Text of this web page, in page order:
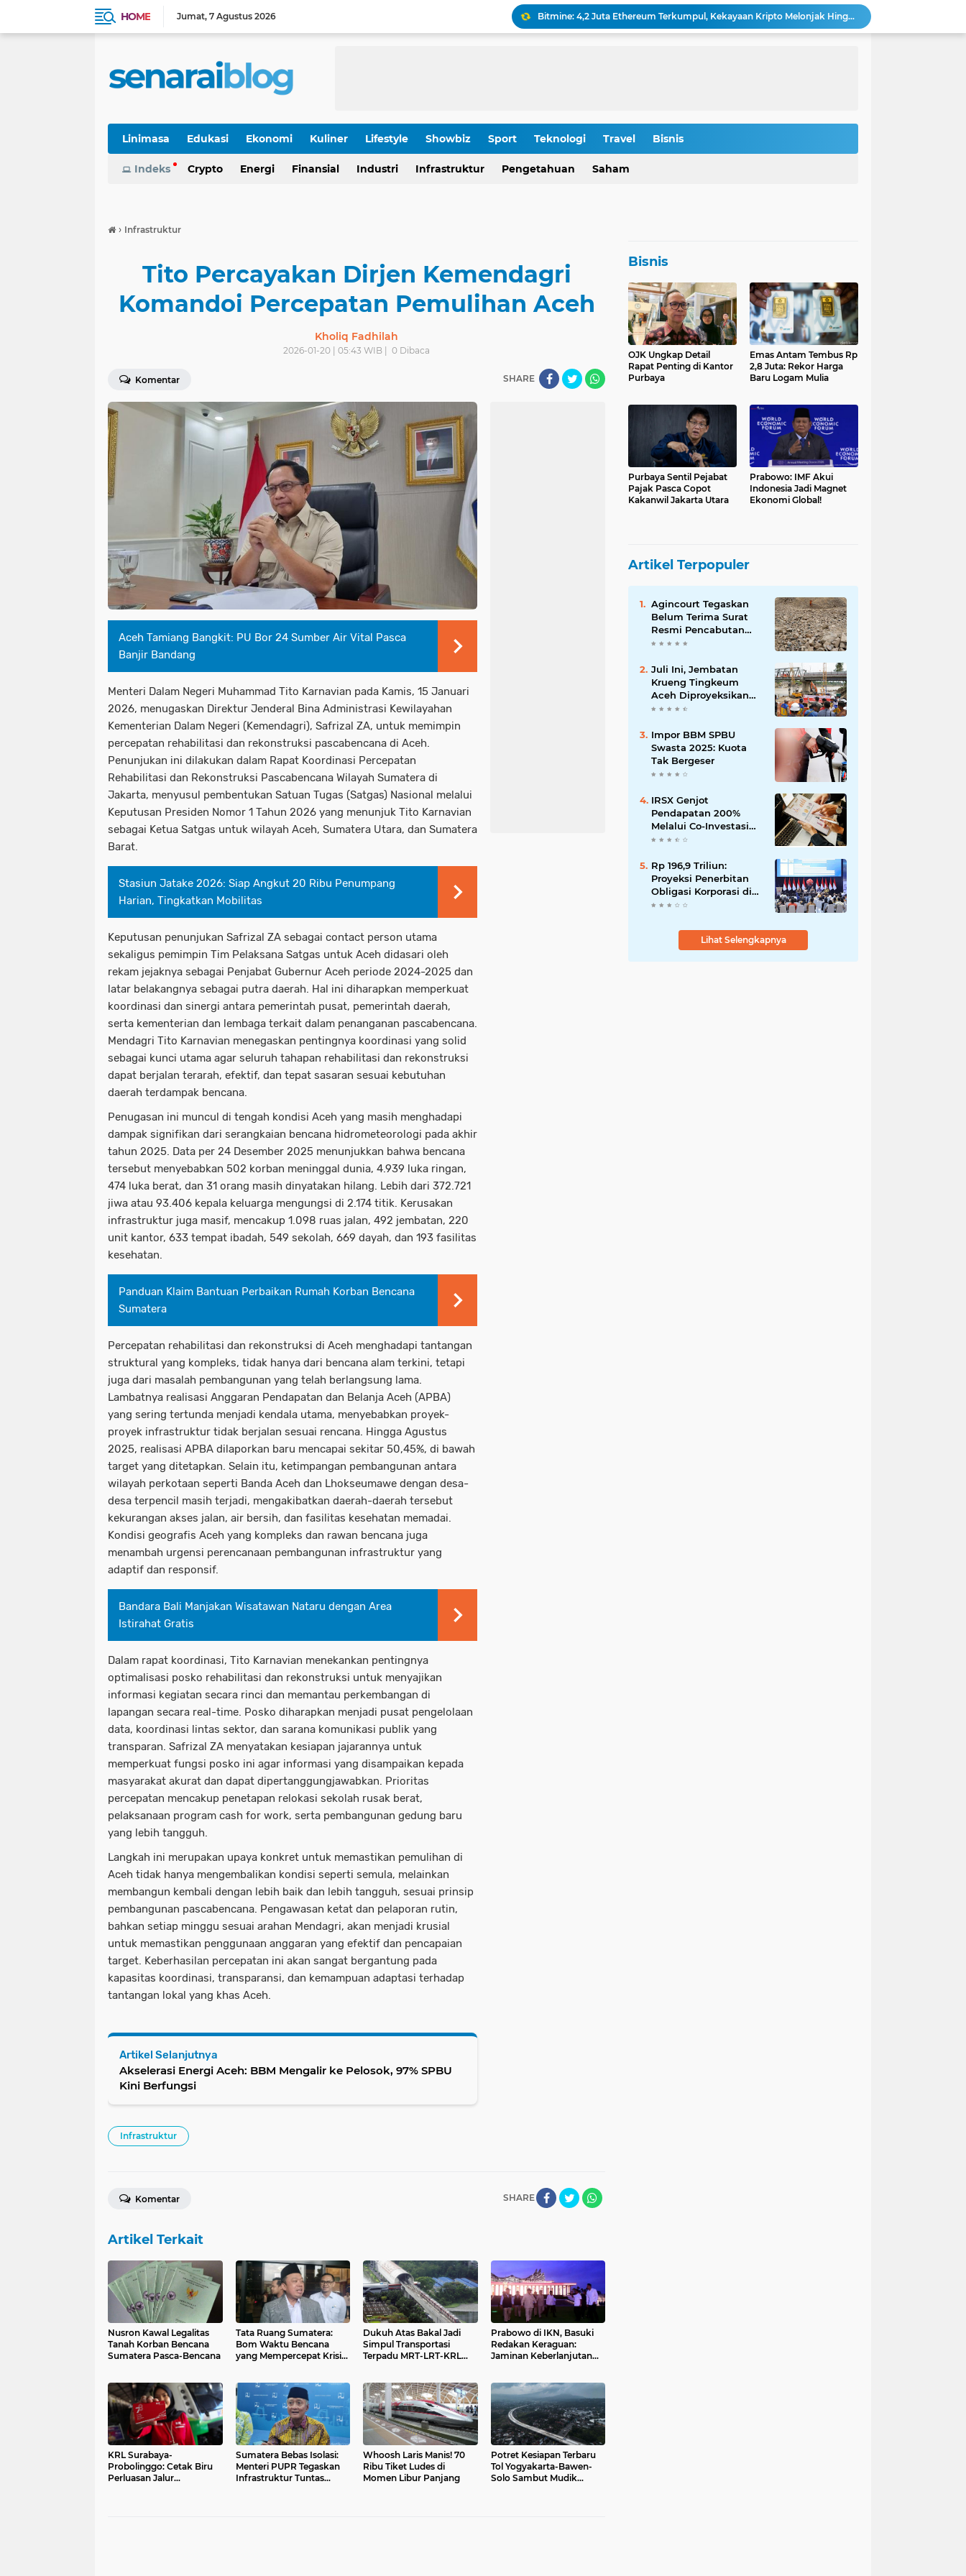
HOME Jumat 7 Agustus 2026
Bitmine: 4,2 Juta Ethereum Terkumpul, Kekayaan Kripto Melonjak Hingga $14,5 Miliar
Keamanan Produksi Blok Rokan Diperketat Pasca Insiden Pipa Gas
OJK Ungkap Detail Rapat Penting di Kantor Purbaya
Rp 196,9 Triliun: Proyeksi Penerbitan Obligasi Korporasi di Tahun 2026
Linimasa Edukasi Ekonomi Kuliner Lifestyle Showbiz Sport Teknologi Travel Bisnis
Indeks Crypto Energi Finansial Industri Infrastruktur Pengetahuan Saham
› Infrastruktur
Tito Percayakan Dirjen Kemendagri
Komandoi Percepatan Pemulihan Aceh
Kholiq Fadhilah
2026-01-20 | 05:43 WIB | 0 Dibaca
Komentar SHARE
Aceh Tamiang Bangkit: PU Bor 24 Sumber Air Vital Pasca
Banjir Bandang
Menteri Dalam Negeri Muhammad Tito Karnavian pada Kamis, 15 Januari
2026, menugaskan Direktur Jenderal Bina Administrasi Kewilayahan
Kementerian Dalam Negeri (Kemendagri), Safrizal ZA, untuk memimpin
percepatan rehabilitasi dan rekonstruksi pascabencana di Aceh.
Penunjukan ini dilakukan dalam Rapat Koordinasi Percepatan
Rehabilitasi dan Rekonstruksi Pascabencana Wilayah Sumatera di
Jakarta, menyusul pembentukan Satuan Tugas (Satgas) Nasional melalui
Keputusan Presiden Nomor 1 Tahun 2026 yang menunjuk Tito Karnavian
sebagai Ketua Satgas untuk wilayah Aceh, Sumatera Utara, dan Sumatera
Barat.
Stasiun Jatake 2026: Siap Angkut 20 Ribu Penumpang
Harian, Tingkatkan Mobilitas
Keputusan penunjukan Safrizal ZA sebagai contact person utama
sekaligus pemimpin Tim Pelaksana Satgas untuk Aceh didasari oleh
rekam jejaknya sebagai Penjabat Gubernur Aceh periode 2024-2025 dan
latar belakangnya sebagai putra daerah. Hal ini diharapkan memperkuat
koordinasi dan sinergi antara pemerintah pusat, pemerintah daerah,
serta kementerian dan lembaga terkait dalam penanganan pascabencana.
Mendagri Tito Karnavian menegaskan pentingnya koordinasi yang solid
sebagai kunci utama agar seluruh tahapan rehabilitasi dan rekonstruksi
dapat berjalan terarah, efektif, dan tepat sasaran sesuai kebutuhan
daerah terdampak bencana.
Penugasan ini muncul di tengah kondisi Aceh yang masih menghadapi
dampak signifikan dari serangkaian bencana hidrometeorologi pada akhir
tahun 2025. Data per 24 Desember 2025 menunjukkan bahwa bencana
tersebut menyebabkan 502 korban meninggal dunia, 4.939 luka ringan,
474 luka berat, dan 31 orang masih dinyatakan hilang. Lebih dari 372.721
jiwa atau 93.406 kepala keluarga mengungsi di 2.174 titik. Kerusakan
infrastruktur juga masif, mencakup 1.098 ruas jalan, 492 jembatan, 220
unit kantor, 633 tempat ibadah, 549 sekolah, 669 dayah, dan 193 fasilitas
kesehatan.
Panduan Klaim Bantuan Perbaikan Rumah Korban Bencana
Sumatera
Percepatan rehabilitasi dan rekonstruksi di Aceh menghadapi tantangan
struktural yang kompleks, tidak hanya dari bencana alam terkini, tetapi
juga dari masalah pembangunan yang telah berlangsung lama.
Lambatnya realisasi Anggaran Pendapatan dan Belanja Aceh (APBA)
yang sering tertunda menjadi kendala utama, menyebabkan proyek-
proyek infrastruktur tidak berjalan sesuai rencana. Hingga Agustus
2025, realisasi APBA dilaporkan baru mencapai sekitar 50,45%, di bawah
target yang ditetapkan. Selain itu, ketimpangan pembangunan antara
wilayah perkotaan seperti Banda Aceh dan Lhokseumawe dengan desa-
desa terpencil masih terjadi, mengakibatkan daerah-daerah tersebut
kekurangan akses jalan, air bersih, dan fasilitas kesehatan memadai.
Kondisi geografis Aceh yang kompleks dan rawan bencana juga
menambah urgensi perencanaan pembangunan infrastruktur yang
adaptif dan responsif.
Bandara Bali Manjakan Wisatawan Nataru dengan Area
Istirahat Gratis
Dalam rapat koordinasi, Tito Karnavian menekankan pentingnya
optimalisasi posko rehabilitasi dan rekonstruksi untuk menyajikan
informasi kegiatan secara rinci dan memantau perkembangan di
lapangan secara real-time. Posko diharapkan menjadi pusat pengelolaan
data, koordinasi lintas sektor, dan sarana komunikasi publik yang
transparan. Safrizal ZA menyatakan kesiapan jajarannya untuk
memperkuat fungsi posko ini agar informasi yang disampaikan kepada
masyarakat akurat dan dapat dipertanggungjawabkan. Prioritas
percepatan mencakup penetapan relokasi sekolah rusak berat,
pelaksanaan program cash for work, serta pembangunan gedung baru
yang lebih tangguh.
Langkah ini merupakan upaya konkret untuk memastikan pemulihan di
Aceh tidak hanya mengembalikan kondisi seperti semula, melainkan
membangun kembali dengan lebih baik dan lebih tangguh, sesuai prinsip
pembangunan pascabencana. Pengawasan ketat dan pelaporan rutin,
bahkan setiap minggu sesuai arahan Mendagri, akan menjadi krusial
untuk memastikan penggunaan anggaran yang efektif dan pencapaian
target. Keberhasilan percepatan ini akan sangat bergantung pada
kapasitas koordinasi, transparansi, dan kemampuan adaptasi terhadap
tantangan lokal yang khas Aceh.
Artikel Selanjutnya
Akselerasi Energi Aceh: BBM Mengalir ke Pelosok, 97% SPBU
Kini Berfungsi
Infrastruktur
SHARE
Komentar
Artikel Terkait
Nusron Kawal Legalitas
Tanah Korban Bencana
Sumatera Pasca-Bencana
Tata Ruang Sumatera:
Bom Waktu Bencana
yang Mempercepat Krisis,
Dukuh Atas Bakal Jadi
Simpul Transportasi
Terpadu MRT-LRT-KRL
Prabowo di IKN, Basuki
Redakan Keraguan:
Jaminan Keberlanjutan
KRL Surabaya-
Probolinggo: Cetak Biru
Perluasan Jalur
Sumatera Bebas Isolasi:
Menteri PUPR Tegaskan
Infrastruktur Tuntas
Whoosh Laris Manis! 70
Ribu Tiket Ludes di
Momen Libur Panjang
Potret Kesiapan Terbaru
Tol Yogyakarta-Bawen-
Solo Sambut Mudik
Bisnis
OJK Ungkap Detail
Rapat Penting di Kantor
Purbaya
Emas Antam Tembus Rp
2,8 Juta: Rekor Harga
Baru Logam Mulia
Purbaya Sentil Pejabat
Pajak Pasca Copot
Kakanwil Jakarta Utara
Prabowo: IMF Akui
Indonesia Jadi Magnet
Ekonomi Global!
Artikel Terpopuler
Agincourt Tegaskan
Belum Terima Surat
Resmi Pencabutan
Izin Tambang Emas
Juli Ini, Jembatan
Krueng Tingkeum
Aceh Diproyeksikan
Tuntas
Impor BBM SPBU
Swasta 2025: Kuota
Tak Bergeser
IRSX Genjot
Pendapatan 200%
Melalui Co-Investasi
10+ Film Layar Lebar
Rp 196,9 Triliun:
Proyeksi Penerbitan
Obligasi Korporasi di
Tahun 2026
Lihat Selengkapnya